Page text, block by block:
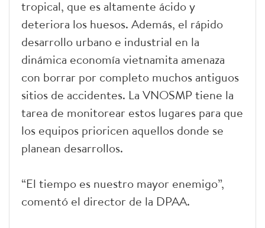
tropical, que es altamente ácido y
deteriora los huesos. Además, el rápido
desarrollo urbano e industrial en la
dinámica economía vietnamita amenaza
con borrar por completo muchos antiguos
sitios de accidentes. La VNOSMP tiene la
tarea de monitorear estos lugares para que
los equipos prioricen aquellos donde se
planean desarrollos.
“El tiempo es nuestro mayor enemigo”,
comentó el director de la DPAA.